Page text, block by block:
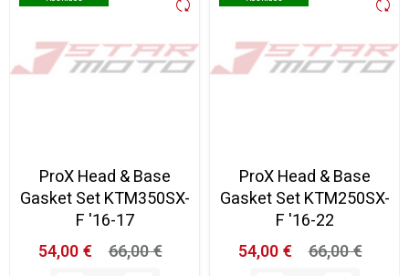
ProX Head & Base
Gasket Set KTM350SX-
F '16-17
54,00 €
66,00 €
ProX Head & Base
Gasket Set KTM250SX-
F '16-22
54,00 €
66,00 €